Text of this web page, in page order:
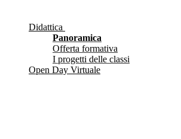
Didattica
Panoramica
Offerta formativa
I progetti delle classi
Open Day Virtuale